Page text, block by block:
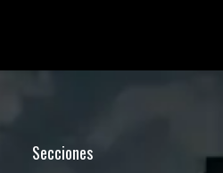
Secciones